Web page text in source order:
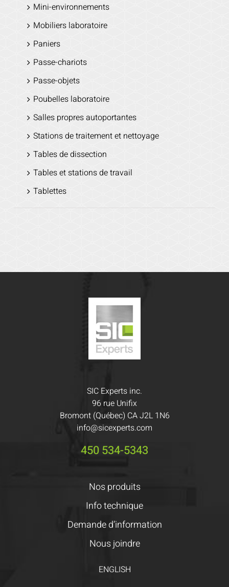
Mini-environnements
Mobiliers laboratoire
Paniers
Passe-chariots
Passe-objets
Poubelles laboratoire
Salles propres autoportantes
Stations de traitement et nettoyage
Tables de dissection
Tables et stations de travail
Tablettes
SIC Experts inc.
96 rue Unifix
Bromont (Québec) CA J2L 1N6
info@sicexperts.com
450 534-5343
Nos produits
Info technique
Demande d’information
Nous joindre
ENGLISH